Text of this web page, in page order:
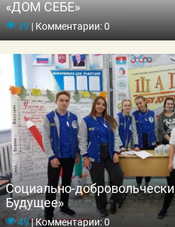
«ДОМ СЕБЕ»
39 |Комментарии: 0
Социально-
Будущее»
49|Комментарии: 0